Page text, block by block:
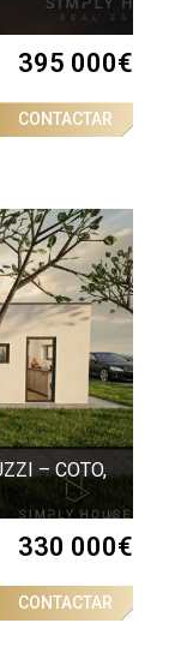
395 000€
CONTACTAR
– COTO,
330 000€
CONTACTAR